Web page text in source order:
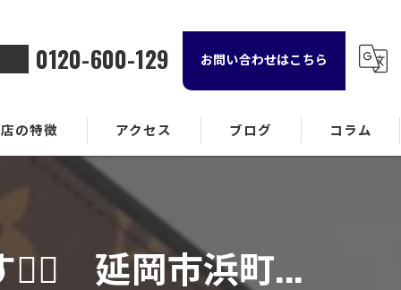
0120-600-129 お問い合わせはこちら
の特徴 アクセス ブログ コラム
🙇‍♀️ 延岡市浜町...